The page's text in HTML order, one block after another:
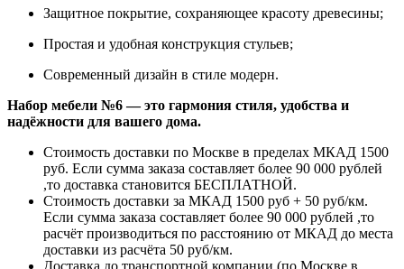
Защитное покрытие, сохраняющее красоту древесины;
Простая и удобная конструкция стульев;
Современный дизайн в стиле модерн.
Набор мебели №6 — это гармония стиля, удобства и
надёжности для вашего дома.
Стоимость доставки по Москве в пределах МКАД 1500
руб. Если сумма заказа составляет более 90 000 рублей
,то доставка становится БЕСПЛАТНОЙ.
Стоимость доставки за МКАД 1500 руб + 50 руб/км.
Если сумма заказа составляет более 90 000 рублей ,то
расчёт производиться по расстоянию от МКАД до места
доставки из расчёта 50 руб/км.